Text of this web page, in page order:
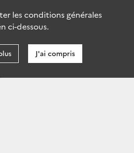
les conditions générales
ci-dessous.
J'ai compris